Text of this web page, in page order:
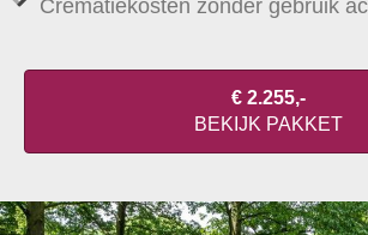
Crematiekosten zonder gebruik
€ 2.255,-
BEKIJK PAKKET